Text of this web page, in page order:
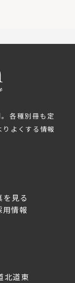
各種別冊も定
よくする情報
を見る
用情報
北道東